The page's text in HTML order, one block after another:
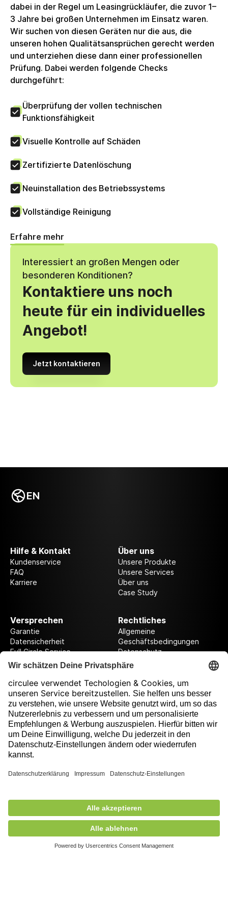
5,90 €
Nicht auf Lager
leistungsfähigen Laptop für deinen Arbeitsalltag
suchst. Dieses Produkt ist professionell
generalüberholt (refurbished). Es ist 100%
funktionsfähig und spart Kosten und CO2 gegenüber
dem Kauf eines Neugerätes. Das Produkt kann
minimale Gebrauchsspuren aufweisen (z.B. leichte
Kratzer), die jedoch in keinem Fall die Funktion
stören.
dabei in der Regel um Leasingrückläufer, die zuvor 1–
3 Jahre bei großen Unternehmen im Einsatz waren.
Wir suchen von diesen Geräten nur die aus, die
unseren hohen Qualitätsansprüchen gerecht werden
und unterziehen diese dann einer professionellen
Prüfung. Dabei werden folgende Checks
durchgeführt:
Überprüfung der vollen technischen
Funktionsfähigkeit
Visuelle Kontrolle auf Schäden
Zertifizierte Datenlöschung
Neuinstallation des Betriebssystems
Vollständige Reinigung
Erfahre mehr
Interessiert an großen Mengen oder
besonderen Konditionen?
Kontaktiere uns noch
heute für ein individuelles
Angebot!
Jetzt kontaktieren
EN
Hilfe & Kontakt
Kundenservice
FAQ
Karriere
Über uns
Unsere Produkte
Unsere Services
Über uns
Case Study
Versprechen
Garantie
Datensicherheit
Full Circle Service
Rechtliches
Allgemeine
Geschäftsbedingungen
Datenschutz
Datenschutzeinstellungen
Folge uns auf unserer Reise!
Ausgezeichnet durch